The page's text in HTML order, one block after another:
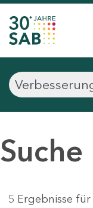
Suche
5 Ergebnisse für